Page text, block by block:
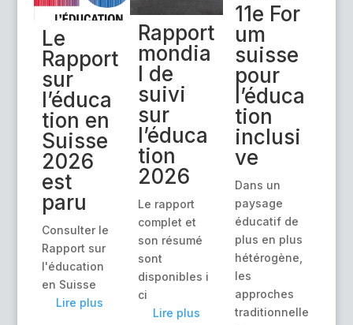
Le
Rapport
sur
l’éduca
tion en
Suisse
2026
est
paru
Consulter le
Rapport sur
l'éducation
en Suisse
Lire plus
Rapport
mondia
l de
suivi
sur
l’éduca
tion
2026
Le rapport
complet et
son résumé
sont
disponibles i
ci
Lire plus
11e For
um
suisse
pour
l’éduca
tion
inclusi
ve
Dans un
paysage
éducatif de
plus en plus
hétérogène,
les
approches
traditionnelle